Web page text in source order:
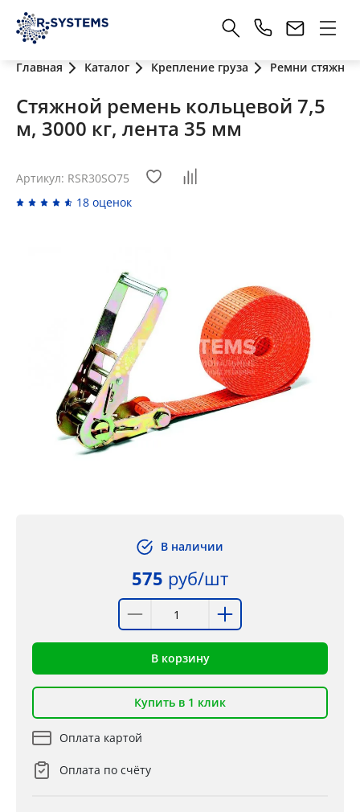
Главная Каталог Крепление груза Ремни стяжные
Стяжной ремень кольцевой 7,5
м, 3000 кг, лента 35 мм
Артикул: RSR30SO75
18 оценок
В наличии
575 руб/шт
В корзину
Купить в 1 клик
Оплата картой
Оплата по счёту